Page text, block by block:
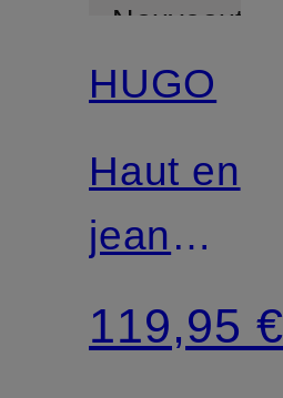
Nouveautés
HUGO
Haut en
jean
GIMMA
119,95 €